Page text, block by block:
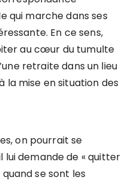
qui marche dans ses
En ce sens,
au cœur du tumulte
retraite dans un lieu
la mise en situation des
on pourrait se
lui demande de « quitter
se sont les